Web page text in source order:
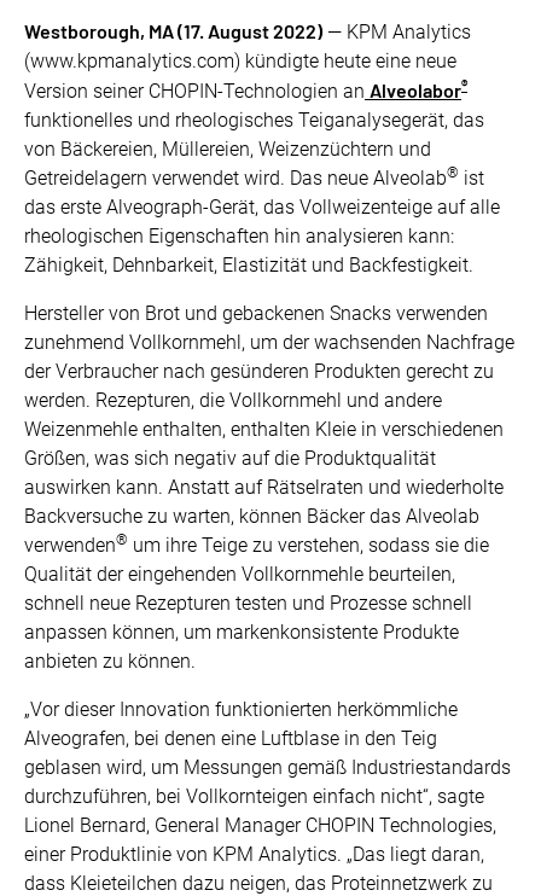
Westborough, MA (17. August 2022) — KPM Analytics
(www.kpmanalytics.com) kündigte heute eine neue
Version seiner CHOPIN-Technologien an Alveolabor®
funktionelles und rheologisches Teiganalysegerät, das
von Bäckereien, Müllereien, Weizenzüchtern und
Getreidelagern verwendet wird. Das neue Alveolab® ist
das erste Alveograph-Gerät, das Vollweizenteige auf alle
rheologischen Eigenschaften hin analysieren kann:
Zähigkeit, Dehnbarkeit, Elastizität und Backfestigkeit.
Hersteller von Brot und gebackenen Snacks verwenden
zunehmend Vollkornmehl, um der wachsenden Nachfrage
der Verbraucher nach gesünderen Produkten gerecht zu
werden. Rezepturen, die Vollkornmehl und andere
Weizenmehle enthalten, enthalten Kleie in verschiedenen
Größen, was sich negativ auf die Produktqualität
auswirken kann. Anstatt auf Rätselraten und wiederholte
Backversuche zu warten, können Bäcker das Alveolab
verwenden® um ihre Teige zu verstehen, sodass sie die
Qualität der eingehenden Vollkornmehle beurteilen,
schnell neue Rezepturen testen und Prozesse schnell
anpassen können, um markenkonsistente Produkte
anbieten zu können.
„Vor dieser Innovation funktionierten herkömmliche
Alveografen, bei denen eine Luftblase in den Teig
geblasen wird, um Messungen gemäß Industriestandards
durchzuführen, bei Vollkornteigen einfach nicht“, sagte
Lionel Bernard, General Manager CHOPIN Technologies,
einer Produktlinie von KPM Analytics. „Das liegt daran,
dass Kleieteilchen dazu neigen, das Proteinnetzwerk zu